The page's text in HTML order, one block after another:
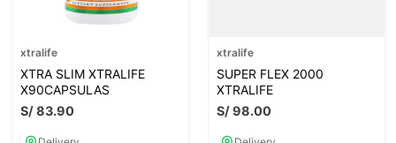
xtralife
XTRA SLIM XTRALIFE
X90CAPSULAS
S/83.90
xtralife
SUPER FLEX 2000
XTRALIFE
S/98.00